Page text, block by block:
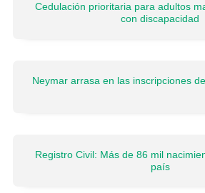
Cedulación prioritaria para adultos
con discapacidad
Neymar arrasa en las inscripciones
Registro Civil: Más de 86 mil
país